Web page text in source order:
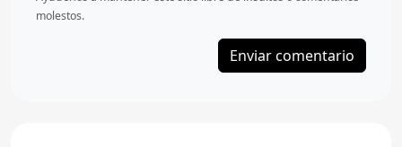
molestos.